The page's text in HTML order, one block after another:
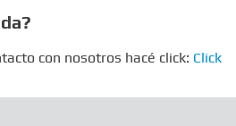
con nosotros hacé click: Click